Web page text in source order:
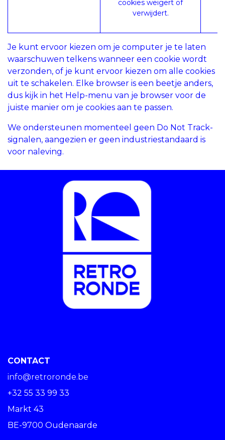
cookies weigert of
verwijdert.
Je kunt ervoor kiezen om je computer je te laten
waarschuwen telkens wanneer een cookie wordt
verzonden, of je kunt ervoor kiezen om alle cookies
uit te schakelen. Elke browser is een beetje anders,
dus kijk in het Help-menu van je browser voor de
juiste manier om je cookies aan te passen.
We ondersteunen momenteel geen Do Not Track-
signalen, aangezien er geen industriestandaard is
voor naleving.
CONTACT
info@retroronde.be
+32 55 33 99 33
Markt 43
BE-9700 Oudenaarde